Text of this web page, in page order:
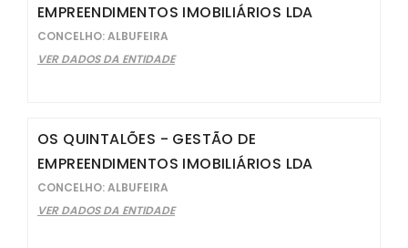
EMPREENDIMENTOS IMOBILIÁRIOS LDA
CONCELHO: ALBUFEIRA
VER DADOS DA ENTIDADE
OS QUINTALÕES - GESTÃO DE
EMPREENDIMENTOS IMOBILIÁRIOS LDA
CONCELHO: ALBUFEIRA
VER DADOS DA ENTIDADE